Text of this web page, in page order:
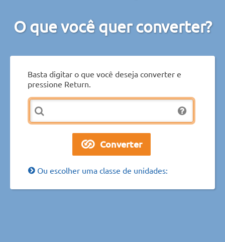
O que você quer converter?
Basta digitar o que você deseja converter e
pressione Return.
Ou escolher uma classe de unidades: